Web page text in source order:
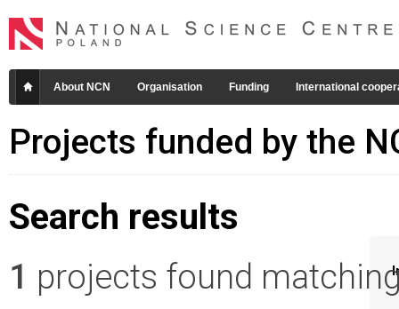
About NCN Organisation Funding International
Projects funded by the
Search results
1 projects found